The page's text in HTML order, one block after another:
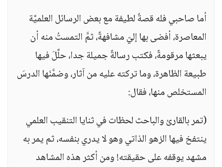
أما صاحبي فله قصةٌ لطيفة مع بعض الرسائل العلميَّة
المعاصرة، أفضى بها إليّ مشافهةً، ثمَّ التمستُ منه أن
يبعثها مرقومةً، فكتب رسالةً جميلة جدا، حلَّلَ فيها
طبيعة الظاهرة، وما تركته عليه من آثار، وضمَّنَها الدرسَ
المستخلص منها، فقال:
(تمر بالقارئ والباحث لحظات في ثنايا التنقيب العلمي
ينتفخ فيها الزهو الذاتي وهو لا يدري بنفسه، ثم يمر به
مشهد يوقفه على حقيقته! ومن أكثر هذه المشاهد